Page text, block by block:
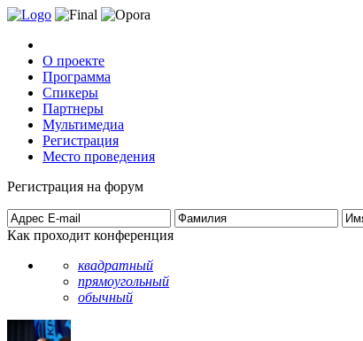
О проекте
Программа
Спикеры
Партнеры
Мультимедиа
Регистрация
Место проведения
Регистрация на форум
Как проходит конференция
квадратный
прямоугольный
обычный